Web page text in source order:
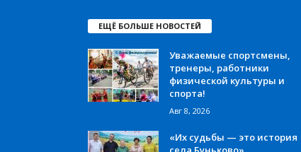
ЕЩЁ БОЛЬШЕ НОВОСТЕЙ
Уважаемые спортсмены,
тренеры, работники
физической культуры и
спорта!
Авг 8, 2026
«Их судьбы — это история